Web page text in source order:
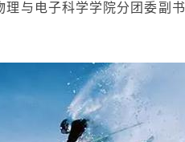
与电子科学学院分团委副